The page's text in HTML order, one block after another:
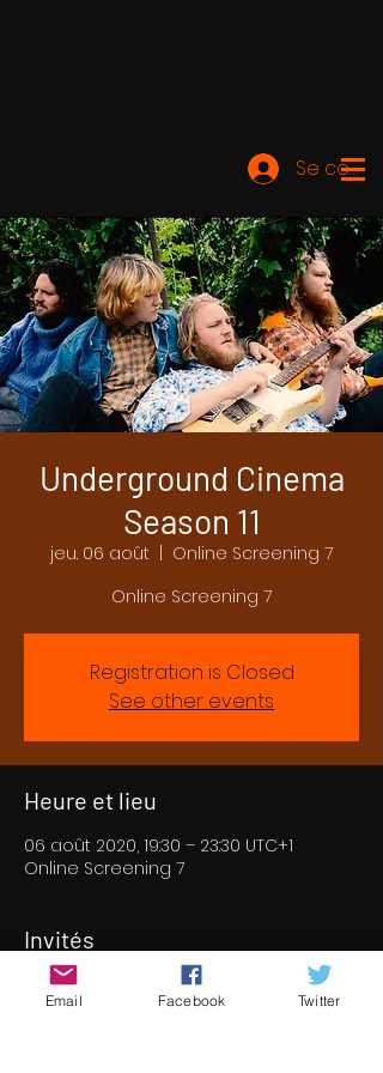
Se
Underground Cinema
Season 11
jeu. 06 août
Online Screening 7
Online Screening 7
Registration is Closed
See other events
Heure et lieu
06 août 2020, 19:30 – 23:30 UTC+1
Online Screening 7
Invités
+ 53 autres invités
Email Facebook Twitter